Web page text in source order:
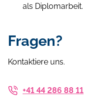
als Diplomarbeit.
Fragen?
Kontaktiere uns.
+41 44 286 88 11